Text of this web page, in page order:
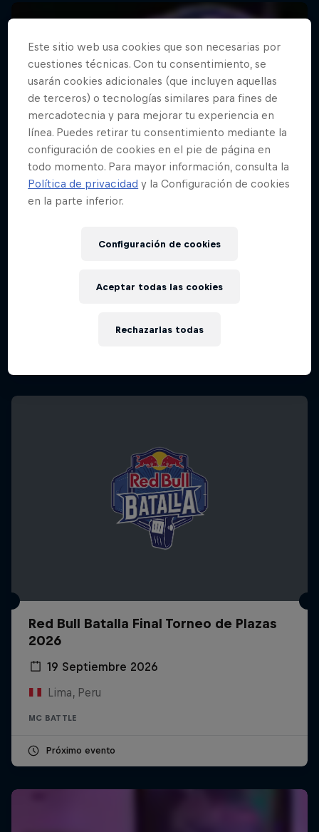
Red Bull Batalla Final Torneo de Plazas
2026
19 Septiembre 2026
Lima, Peru
MC BATTLE
Próximo evento
Este sitio web usa cookies que son necesarias por
cuestiones técnicas. Con tu consentimiento, se
usarán cookies adicionales (que incluyen aquellas
de terceros) o tecnologías similares para fines de
mercadotecnia y para mejorar tu experiencia en
línea. Puedes retirar tu consentimiento mediante la
configuración de cookies en el pie de página en
todo momento. Para mayor información, consulta la
Política de privacidad y la Configuración de cookies
en la parte inferior.
Configuración de cookies
Rechazarlas todas
Aceptar todas las cookies